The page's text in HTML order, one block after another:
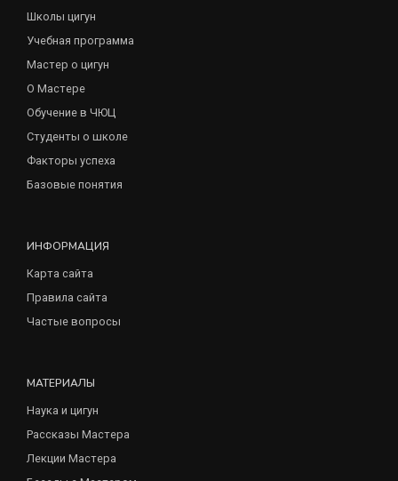
Школы цигун
Учебная программа
Мастер о цигун
О Мастере
Обучение в ЧЮЦ
Студенты о школе
Факторы успеха
Базовые понятия
ИНФОРМАЦИЯ
Карта сайта
Правила сайта
Частые вопросы
МАТЕРИАЛЫ
Наука и цигун
Рассказы Мастера
Лекции Мастера